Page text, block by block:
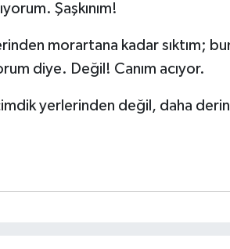
Şaşkınım!
morartana kadar sıktım;
diye. Değil! Canım acıyor.
yerlerinden değil, daha